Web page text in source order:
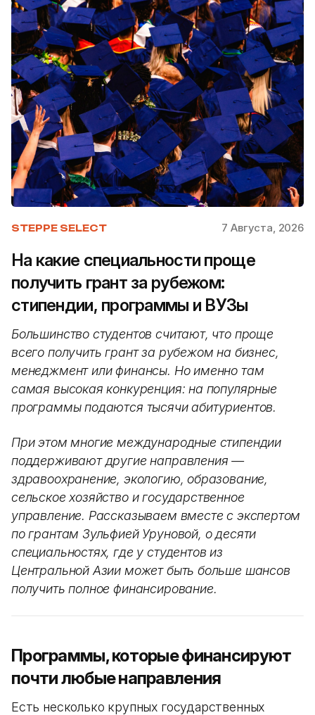
STEPPE SELECT 7 Августа, 2026
На какие специальности проще
получить грант за рубежом:
стипендии, программы и ВУЗы
Большинство студентов считают, что проще
всего получить грант за рубежом на бизнес,
менеджмент или финансы. Но именно там
самая высокая конкуренция: на популярные
программы подаются тысячи абитуриентов.
При этом многие международные стипендии
поддерживают другие направления —
здравоохранение, экологию, образование,
сельское хозяйство и государственное
управление. Рассказываем вместе с экспертом
по грантам Зульфией Уруновой, о десяти
специальностях, где у студентов из
Центральной Азии может быть больше шансов
получить полное финансирование.
Программы, которые финансируют
почти любые направления
Есть несколько крупных государственных